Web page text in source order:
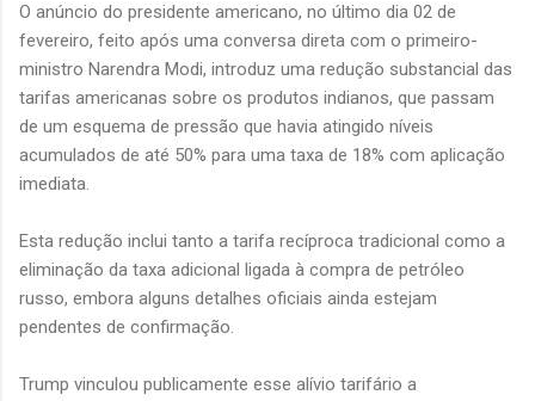
O anúncio do presidente americano, no último dia 02 de
fevereiro, feito após uma conversa direta com o primeiro-
ministro Narendra Modi, introduz uma redução substancial das
tarifas americanas sobre os produtos indianos, que passam
de um esquema de pressão que havia atingido níveis
acumulados de até 50% para uma taxa de 18% com aplicação
imediata.
Esta redução inclui tanto a tarifa recíproca tradicional como a
eliminação da taxa adicional ligada à compra de petróleo
russo, embora alguns detalhes oficiais ainda estejam
pendentes de confirmação.
Trump vinculou publicamente esse alívio tarifário a